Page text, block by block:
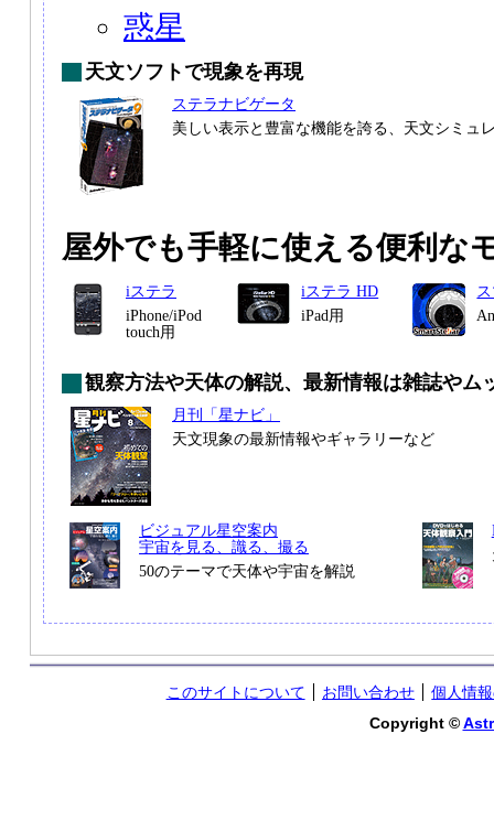
惑星
天文ソフトで現象を再現
ステラナビゲータ
美しい表示と豊富な機能を誇る、天文シミュ
屋外でも手軽に使える便利な
iステラ
iPhone/iPod
touch用
iステラ HD
iPad用
観察方法や天体の解説、最新情報は雑誌やム
月刊「星ナビ」
天文現象の最新情報やギャラリーなど
ビジュアル星空案内
宇宙を見る、識る、撮る
50のテーマで天体や宇宙を解説
このサイトについて お問い合わせ
個人情
Copyright ©